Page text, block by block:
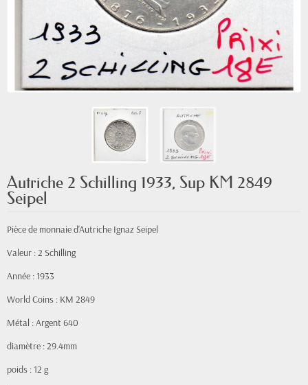
Autriche 2 Schilling 1933, Sup KM 2849
Seipel
Pièce de monnaie d'Autriche Ignaz Seipel
Valeur : 2 Schilling
Année : 1933
World Coins : KM 2849
Métal : Argent 640
diamètre : 29.4mm
poids : 12 g